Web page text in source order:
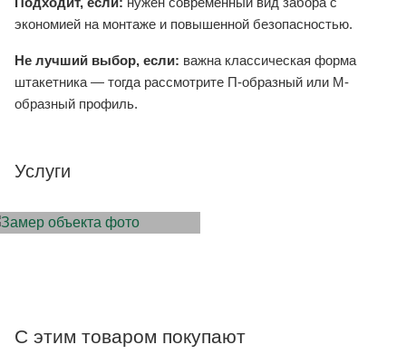
экономией на монтаже и повышенной безопасностью.
Не лучший выбор, если: важна классическая форма
штакетника — тогда рассмотрите П-образный или М-
образный профиль.
Услуги
С этим товаром покупают